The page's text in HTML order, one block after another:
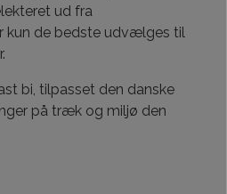
ud fra
kun de bedste udvælges til
bi, tilpasset den danske
på træk og miljø den